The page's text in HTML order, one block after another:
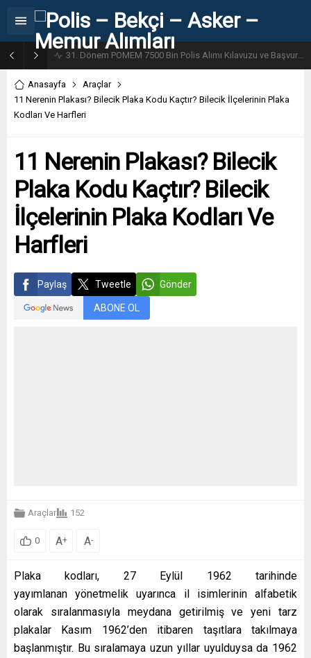
31. Dönem POMEM 7500 Bin Polis Alımı Kılavuzu ve Başvuru Ekranı
Anasayfa
Araçlar
11 Nerenin Plakası? Bilecik Plaka Kodu Kaçtır? Bilecik İlçelerinin Plaka
Kodları Ve Harfleri
11 Nerenin Plakası? Bilecik
Plaka Kodu Kaçtır? Bilecik
İlçelerinin Plaka Kodları Ve
Harfleri
Paylaş Tweetle Gönder
ABONE OL
Araçlar 152
0 A+ A-
Plaka kodları, 27 Eylül 1962 tarihinde
yayımlanan yönetmelik uyarınca il isimlerinin alfabetik
olarak sıralanmasıyla meydana getirilmiş ve yeni tarz
plakalar Kasım 1962’den itibaren taşıtlara takılmaya
başlanmıştır. Bu sıralamaya uzun yıllar uyulduysa da 1962